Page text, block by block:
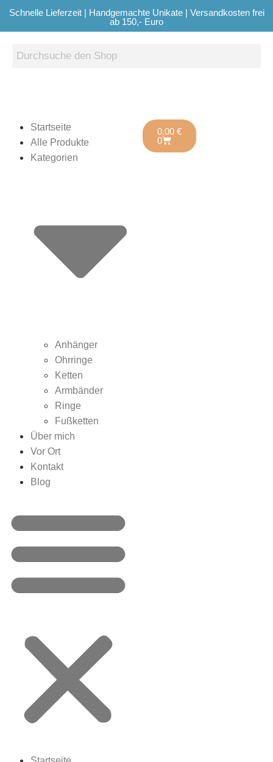
Schnelle Lieferzeit | Handgemachte Unikate | Versandkosten frei
ab 150,- Euro
Startseite
Alle Produkte
Kategorien
Anhänger
Ohrringe
Ketten
Armbänder
Ringe
Fußketten
Über mich
Vor Ort
Kontakt
Blog
0,00 €
0